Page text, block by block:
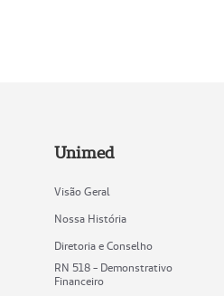
Unimed
Visão Geral
Nossa História
Diretoria e Conselho
RN 518 - Demonstrativo
Financeiro